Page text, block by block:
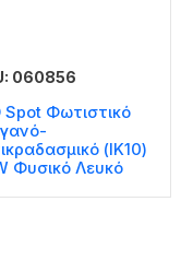
060856
Spot Φωτιστικό
(IK10)
Φυσικό Λευκό